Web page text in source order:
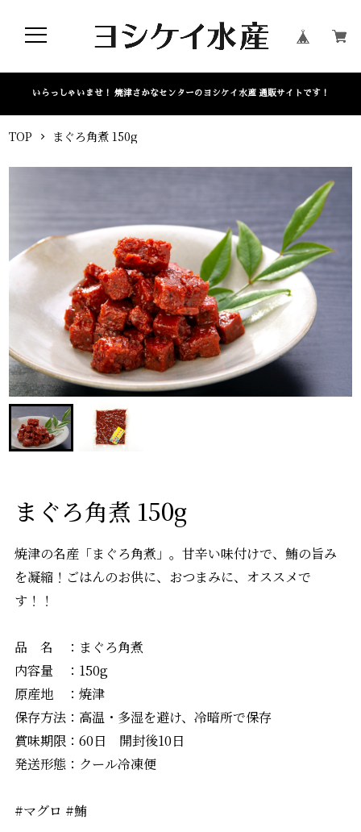
いらっしゃいませ！ 焼津さかなセンターのヨシケイ水産 通販サイトです！
TOP まぐろ角煮 150g
まぐろ角煮 150g
焼津の名産「まぐろ角煮」。甘辛い味付けで、鮪の旨み
を凝縮！ごはんのお供に、おつまみに、オススメで
す！！
品 名 ：まぐろ角煮
内容量 ：150g
原産地 ：焼津
保存方法：高温・多湿を避け、冷暗所で保存
賞味期限：60日 開封後10日
発送形態：クール冷凍便
#マグロ #鮪